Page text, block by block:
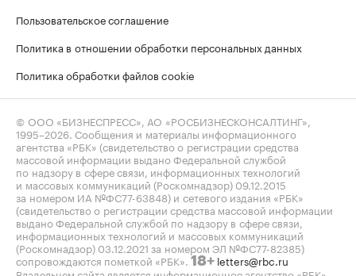
Пользовательское соглашение
Политика в отношении обработки персональных данных
Политика обработки файлов cookie
© ООО «БИЗНЕСПРЕСС», АО «РОСБИЗНЕСКОНСАЛТИНГ»,
1995–2026 . Сообщения и материалы информационного
агентства «РБК» (свидетельство о регистрации средства
массовой информации выдано Федеральной службой
по надзору в сфере связи, информационных технологий
и массовых коммуникаций (Роскомнадзор) 09.12.2015
за номером ИА №ФС77-63848) и сетевого издания «РБК»
(свидетельство о регистрации средства массовой информации
выдано Федеральной службой по надзору в сфере связи,
информационных технологий и массовых коммуникаций
(Роскомнадзор) 03.12.2021 за номером ЭЛ №ФС77-82385)
сопровождаются пометкой «РБК». 18+ letters@rbc.ru